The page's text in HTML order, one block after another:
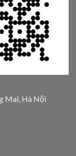
Mai, Hà Nội